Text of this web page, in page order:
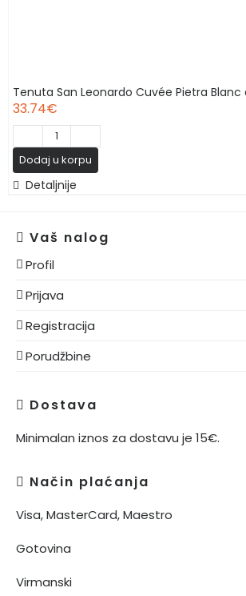
Tenuta San Leonardo Cuvée Pietra Blanc
33.74€
Tenuta
San
Leonardo
Pietra
Blancs
количина
Dodaj u korpu
Detaljnije
Vaš nalog
Profil
Prijava
Registracija
Porudžbine
Dostava
Minimalan iznos za dostavu je 15€.
Način plaćanja
Visa, MasterCard, Maestro
Gotovina
Virmanski